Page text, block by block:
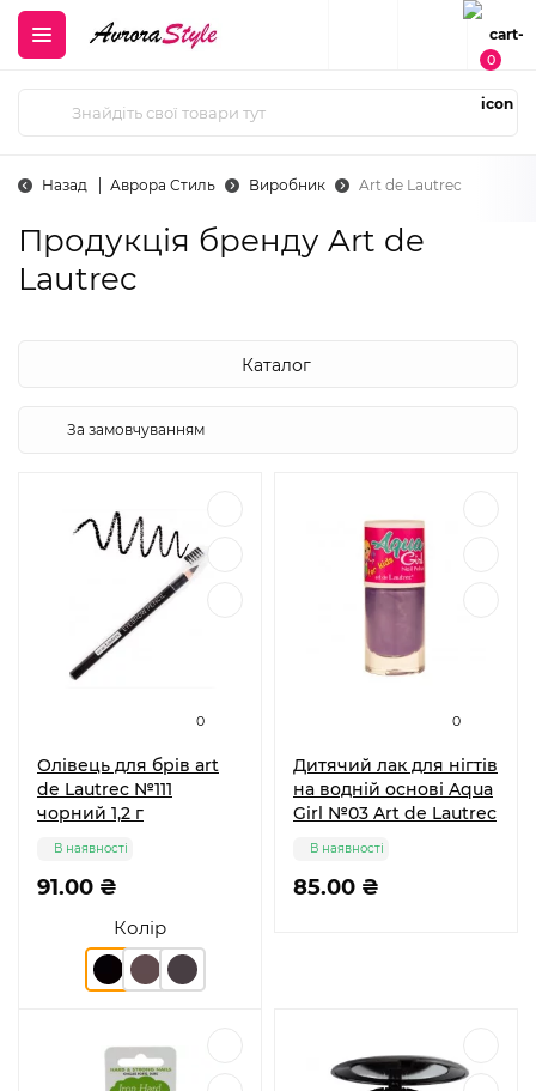
0
Назад Аврора Стиль Виробник Art de Lautrec
Продукція бренду Art de
Lautrec
Каталог
0
Олівець для брів art
de Lautrec №111
чорний 1,2 г
Колір
91.00 ₴
В наявності
0
Дитячий лак для нігтів
на водній основі Aqua
Girl №03 Art de Lautrec
85.00 ₴
В наявності